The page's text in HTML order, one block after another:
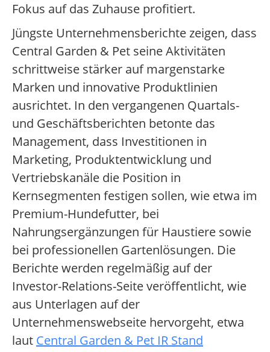
Fokus auf das Zuhause profitiert.
Jüngste Unternehmensberichte zeigen, dass
Central Garden & Pet seine Aktivitäten
schrittweise stärker auf margenstarke
Marken und innovative Produktlinien
ausrichtet. In den vergangenen Quartals-
und Geschäftsberichten betonte das
Management, dass Investitionen in
Marketing, Produktentwicklung und
Vertriebskanäle die Position in
Kernsegmenten festigen sollen, wie etwa im
Premium-Hundefutter, bei
Nahrungsergänzungen für Haustiere sowie
bei professionellen Gartenlösungen. Die
Berichte werden regelmäßig auf der
Investor-Relations-Seite veröffentlicht, wie
aus Unterlagen auf der
Unternehmenswebseite hervorgeht, etwa
laut Central Garden & Pet IR Stand